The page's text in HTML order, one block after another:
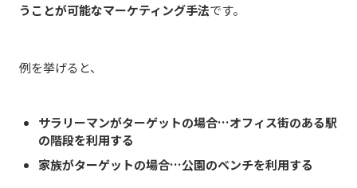
うことが可能なマーケティング手法です。
例を挙げると、
サラリーマンがターゲットの場合…オフィス街のある駅
の階段を利用する
家族がターゲットの場合…公園のベンチを利用する